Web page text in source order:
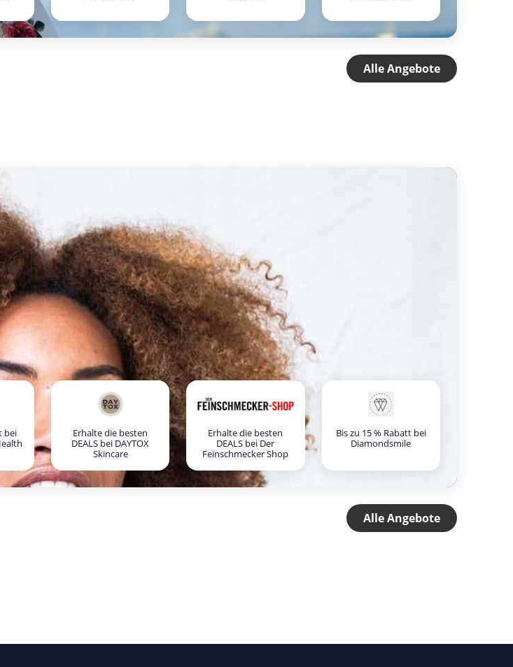
Alle Angebote
bei
Erhalte die besten
DEALS bei DAYTOX
Skincare
Erhalte die besten
DEALS bei Der
Feinschmecker Shop
Bis zu 15 % Rabatt bei
Diamondsmile
Alle Angebote